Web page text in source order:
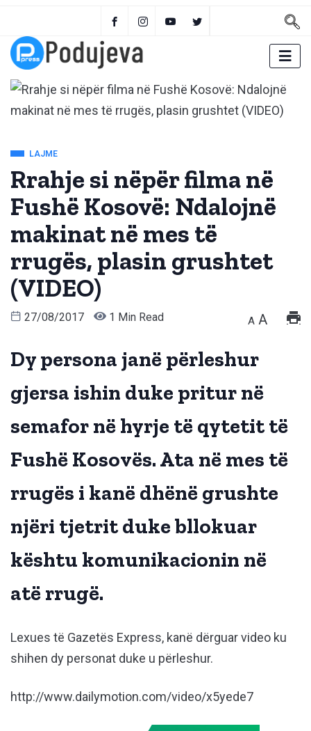
LAJME
Rrahje si nëpër filma në
Fushë Kosovë: Ndalojnë
makinat në mes të
rrugës, plasin grushtet
(VIDEO)
27/08/2017 1 Min Read A A
Dy persona janë përleshur
gjersa ishin duke pritur në
semafor në hyrje të qytetit të
Fushë Kosovës. Ata në mes të
rrugës i kanë dhënë grushte
njëri tjetrit duke bllokuar
kështu komunikacionin në
atë rrugë.
Lexues të Gazetës Express, kanë dërguar video ku
shihen dy personat duke u përleshur.
http://www.dailymotion.com/video/x5yede7